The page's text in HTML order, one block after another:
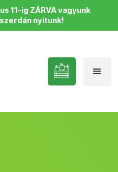
11-ig ZÁRVA vagyunk
nyitunk!